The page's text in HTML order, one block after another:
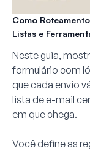
Como
Listas e
Neste guia,
formulário com
que cada envio
lista de e-mail
em que chega.
Você define as